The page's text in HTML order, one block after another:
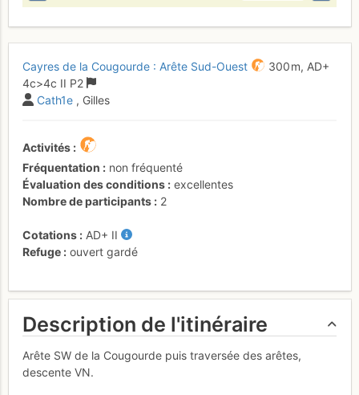
Cayres de la Cougourde : Arête Sud-Ouest 300 m, AD+
4c>4c II P2
Cath1e , Gilles
Activités
Fréquentation
non fréquenté
Évaluation des conditions
excellentes
Nombre de participants
2
Cotations AD+ II
Refuge
ouvert gardé
Description de l'itinéraire
Arête SW de la Cougourde puis traversée des arêtes,
descente VN.